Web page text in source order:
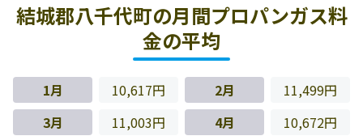
結城郡八千代町の月間プロパンガス料
金の平均
1月 10,617円 2月
11,499円
3月
11,003円 4月
10,672円